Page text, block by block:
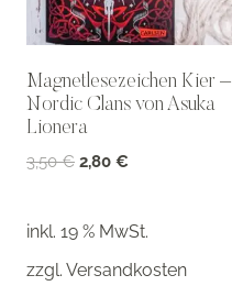
Magnetlesezeichen Kier –
Nordic Clans von Asuka
Lionera
3,50€ Ursprünglicher
3,50 €
2,80 €
2,80 €.
inkl. 19 % MwSt.
zzgl. Versandkosten